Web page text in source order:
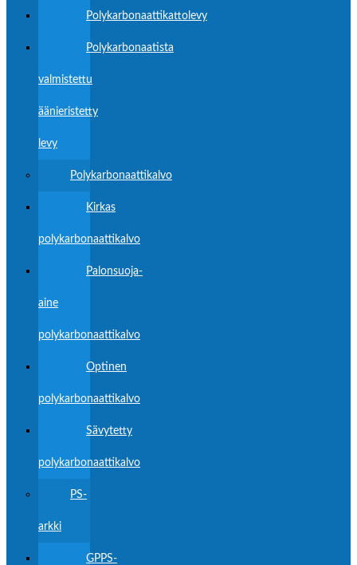
Polykarbonaattikattolevy
Polykarbonaatista
valmistettu
äänieristetty
levy
Polykarbonaattikalvo
Kirkas
polykarbonaattikalvo
Palonsuoja-
aine
polykarbonaattikalvo
Optinen
polykarbonaattikalvo
Sävytetty
polykarbonaattikalvo
PS-
arkki
GPPS-